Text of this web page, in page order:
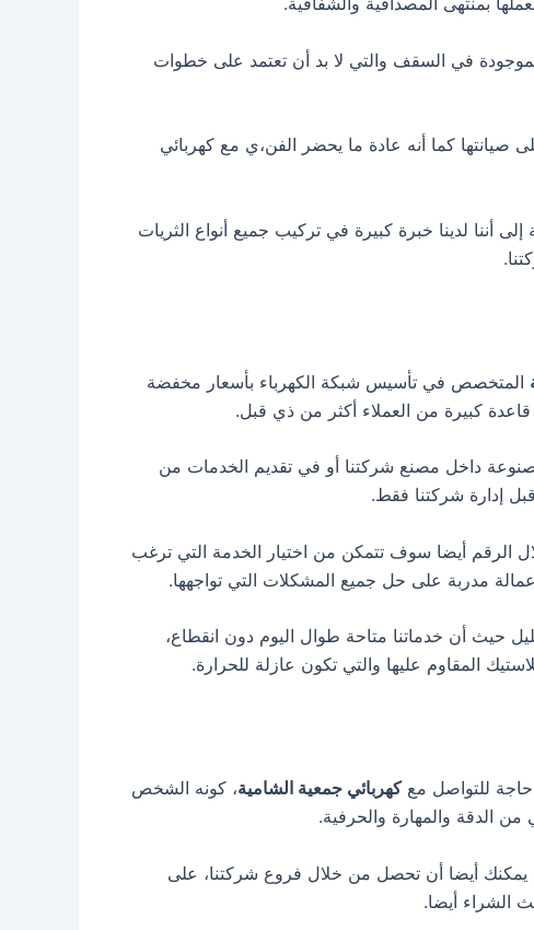
في السقف والتي لا بد أن تعتمد على خطوات
صيانتها كما أنه عادة ما يحضر الفن،ي مع كهربائي
أننا لدينا خبرة كبيرة في تركيب جميع أنواع الثريات
المتخصص في تأسيس شبكة الكهرباء بأسعار مخفضة
كبيرة من العملاء أكثر من ذي قبل.
داخل مصنع شركتنا أو في تقديم الخدمات من
إدارة شركتنا فقط.
أيضا سوف تتمكن من اختيار الخدمة التي ترغب
مدربة على حل جميع المشكلات التي تواجهها.
حيث أن خدماتنا متاحة طوال اليوم دون انقطاع،
المقاوم عليها والتي تكون عازلة للحرارة.
حاجة للتواصل معكهربائي جمعية الشامية، كونه الشخص
الدقة والمهارة والحرفية.
يمكنك أيضا أن تحصل من خلال فروع شركتنا، على
الشراء أيضا.